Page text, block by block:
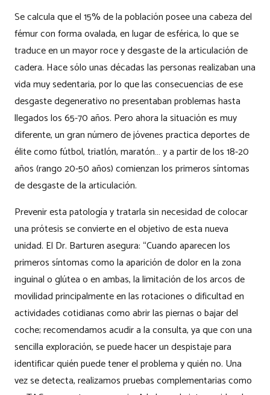
Se calcula que el 15% de la población posee una cabeza del
fémur con forma ovalada, en lugar de esférica, lo que se
traduce en un mayor roce y desgaste de la articulación de
cadera. Hace sólo unas décadas las personas realizaban una
vida muy sedentaria, por lo que las consecuencias de ese
desgaste degenerativo no presentaban problemas hasta
llegados los 65-70 años. Pero ahora la situación es muy
diferente, un gran número de jóvenes practica deportes de
élite como fútbol, triatlón, maratón… y a partir de los 18-20
años (rango 20-50 años) comienzan los primeros síntomas
de desgaste de la articulación.
Prevenir esta patología y tratarla sin necesidad de colocar
una prótesis se convierte en el objetivo de esta nueva
unidad. El Dr. Barturen asegura: “Cuando aparecen los
primeros síntomas como la aparición de dolor en la zona
inguinal o glútea o en ambas, la limitación de los arcos de
movilidad principalmente en las rotaciones o dificultad en
actividades cotidianas como abrir las piernas o bajar del
coche; recomendamos acudir a la consulta, ya que con una
sencilla exploración, se puede hacer un despistaje para
identificar quién puede tener el problema y quién no. Una
vez se detecta, realizamos pruebas complementarias como